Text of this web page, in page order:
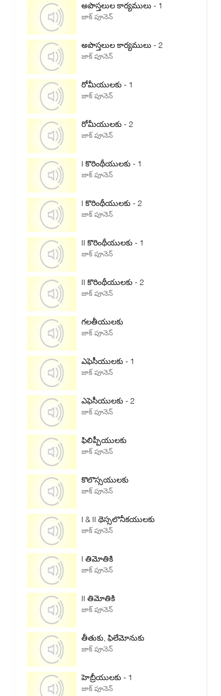
అపొస్తలుల కార్యములు - 1
జాక్ పూనెన్
అపొస్తలుల కార్యములు - 2
జాక్ పూనెన్
రోమీయులకు - 1
జాక్ పూనెన్
రోమీయులకు - 2
జాక్ పూనెన్
I కొరింథీయులకు - 1
జాక్ పూనెన్
I కొరింథీయులకు - 2
జాక్ పూనెన్
II కొరింథీయులకు - 1
జాక్ పూనెన్
II కొరింథీయులకు - 2
జాక్ పూనెన్
గలతీయులకు
జాక్ పూనెన్
ఎఫెసీయులకు - 1
జాక్ పూనెన్
ఎఫెసీయులకు - 2
జాక్ పూనెన్
ఫిలిప్పీయులకు
జాక్ పూనెన్
కొలొస్సయులకు
జాక్ పూనెన్
I & II థెస్సలొనీకయులకు
జాక్ పూనెన్
I తిమోతికి
జాక్ పూనెన్
II తిమోతికి
జాక్ పూనెన్
తీతుకు, ఫిలేమోనుకు
జాక్ పూనెన్
హెబ్రీయులకు - 1
జాక్ పూనెన్